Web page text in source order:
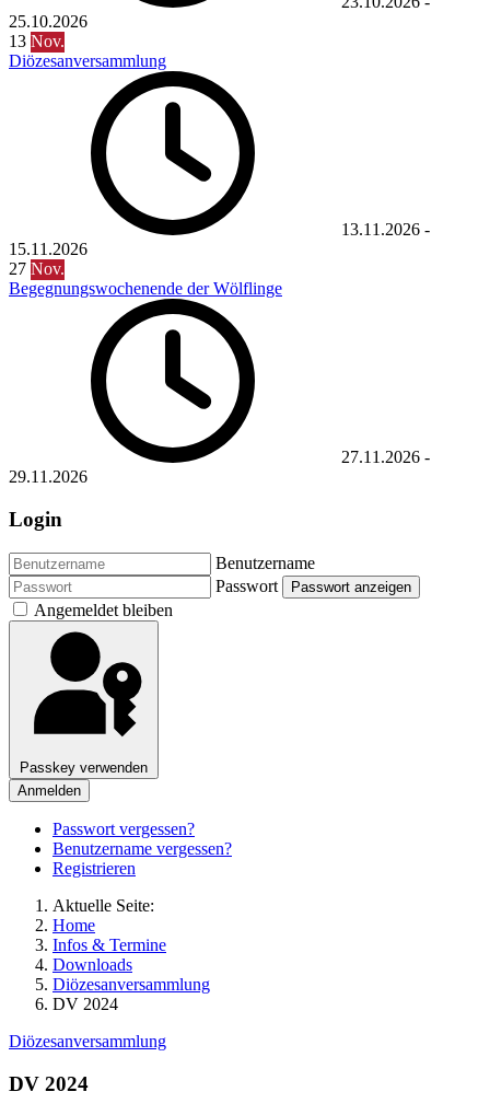
25.10.2026
13 Nov.
Diözesanversammlung
13.11.2026 -
15.11.2026
27 Nov.
Begegnungswochenende der Wölflinge
27.11.2026 -
29.11.2026
Login
Benutzername
Passwort
Passwort anzeigen
Angemeldet bleiben
Passkey verwenden
Anmelden
Passwort vergessen?
Benutzername vergessen?
Registrieren
Aktuelle Seite:
Home
Infos & Termine
Downloads
Diözesanversammlung
DV 2024
Diözesanversammlung
DV 2024